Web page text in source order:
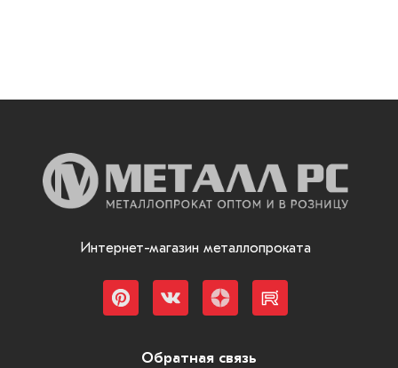
Интернет-магазин металлопроката
Обратная связь